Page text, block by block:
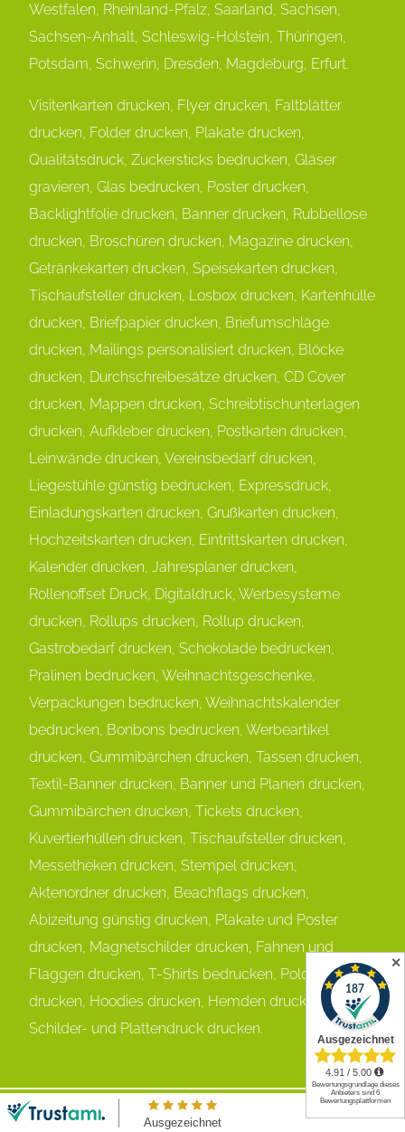
Westfalen, Rheinland-Pfalz, Saarland, Sachsen,
Sachsen-Anhalt, Schleswig-Holstein, Thüringen,
Potsdam, Schwerin, Dresden, Magdeburg, Erfurt.
Visitenkarten drucken, Flyer drucken, Faltblätter
drucken, Folder drucken, Plakate drucken,
Qualitätsdruck, Zuckersticks bedrucken, Gläser
gravieren, Glas bedrucken, Poster drucken,
Backlightfolie drucken, Banner drucken, Rubbellose
drucken, Broschüren drucken, Magazine drucken,
Getränkekarten drucken, Speisekarten drucken,
Tischaufsteller drucken, Losbox drucken, Kartenhülle
drucken, Briefpapier drucken, Briefumschläge
drucken, Mailings personalisiert drucken, Blöcke
drucken, Durchschreibesätze drucken, CD Cover
drucken, Mappen drucken, Schreibtischunterlagen
drucken, Aufkleber drucken, Postkarten drucken,
Leinwände drucken, Vereinsbedarf drucken,
Liegestühle günstig bedrucken, Expressdruck,
Einladungskarten drucken, Grußkarten drucken,
Hochzeitskarten drucken, Eintrittskarten drucken,
Kalender drucken, Jahresplaner drucken,
Rollenoffset Druck, Digitaldruck, Werbesysteme
drucken, Rollups drucken, Rollup drucken,
Gastrobedarf drucken, Schokolade bedrucken,
Pralinen bedrucken, Weihnachtsgeschenke,
Verpackungen bedrucken, Weihnachtskalender
bedrucken, Bonbons bedrucken, Werbeartikel
drucken, Gummibärchen drucken, Tassen drucken,
Textil-Banner drucken, Banner und Planen drucken,
Gummibärchen drucken, Tickets drucken,
Kuvertierhüllen drucken, Tischaufsteller drucken,
Messetheken drucken, Stempel drucken,
Aktenordner drucken, Beachflags drucken,
Abizeitung günstig drucken, Plakate und Poster
drucken, Magnetschilder drucken, Fahnen und
Flaggen drucken, T-Shirts bedrucken, Polos
drucken, Hoodies drucken, Hemden drucken,
Schilder- und Plattendruck drucken.
English (Englisch)
✕